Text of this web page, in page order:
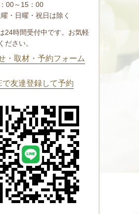
00～15：00
・日曜・祝日は除く
24時間受付中です。お気軽
ださい。
・取材・予約フォーム
友達登録して予約